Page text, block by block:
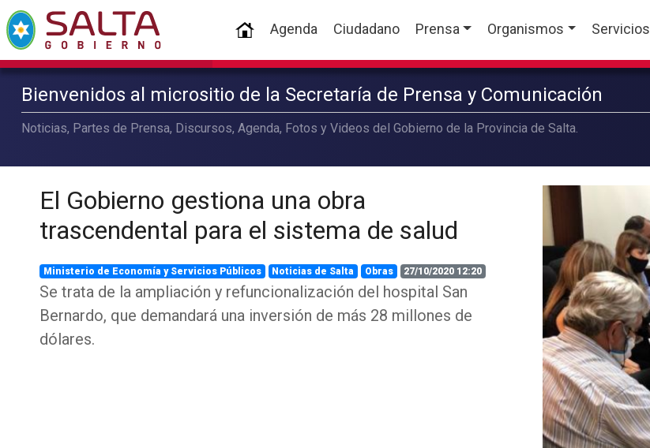
(current)
Agenda Ciudadano Prensa Organismos Servicios
Bienvenidos al micrositio de la Secretaría de Prensa y Comunicación
Noticias, Partes de Prensa, Discursos, Agenda, Fotos y Videos del Gobierno de la Provincia de Salta.
El Gobierno gestiona una obra
trascendental para el sistema de salud
Ministerio de Economía y Servicios Públicos Noticias de Salta Obras 27/10/2020 12:20
Se trata de la ampliación y refuncionalización del hospital San
Bernardo, que demandará una inversión de más 28 millones de
dólares.